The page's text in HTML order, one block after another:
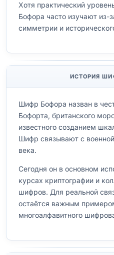
Хотя практический
Бофора часто изучают из-
симметрии и
ИСТОРИЯ
Шифр Бофора назван в
Бофорта, британского
известного созданием
Шифр связывают с
века.
Сегодня он в основном
курсах криптографии и
шифров. Для реальной
остаётся важным
многоалфавитного